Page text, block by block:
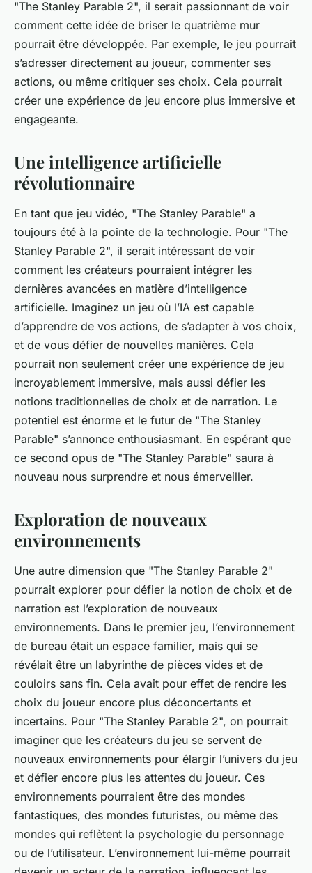
"The Stanley Parable 2", il serait passionnant de voir
comment cette idée de briser le quatrième mur
pourrait être développée. Par exemple, le jeu pourrait
s’adresser directement au joueur, commenter ses
actions, ou même critiquer ses choix. Cela pourrait
créer une expérience de jeu encore plus immersive et
engageante.
Une intelligence artificielle
révolutionnaire
En tant que jeu vidéo, "The Stanley Parable" a
toujours été à la pointe de la technologie. Pour "The
Stanley Parable 2", il serait intéressant de voir
comment les créateurs pourraient intégrer les
dernières avancées en matière d’intelligence
artificielle. Imaginez un jeu où l’IA est capable
d’apprendre de vos actions, de s’adapter à vos choix,
et de vous défier de nouvelles manières. Cela
pourrait non seulement créer une expérience de jeu
incroyablement immersive, mais aussi défier les
notions traditionnelles de choix et de narration. Le
potentiel est énorme et le futur de "The Stanley
Parable" s’annonce enthousiasmant. En espérant que
ce second opus de "The Stanley Parable" saura à
nouveau nous surprendre et nous émerveiller.
Exploration de nouveaux
environnements
Une autre dimension que "The Stanley Parable 2"
pourrait explorer pour défier la notion de choix et de
narration est l’exploration de nouveaux
environnements. Dans le premier jeu, l’environnement
de bureau était un espace familier, mais qui se
révélait être un labyrinthe de pièces vides et de
couloirs sans fin. Cela avait pour effet de rendre les
choix du joueur encore plus déconcertants et
incertains. Pour "The Stanley Parable 2", on pourrait
imaginer que les créateurs du jeu se servent de
nouveaux environnements pour élargir l’univers du jeu
et défier encore plus les attentes du joueur. Ces
environnements pourraient être des mondes
fantastiques, des mondes futuristes, ou même des
mondes qui reflètent la psychologie du personnage
ou de l’utilisateur. L’environnement lui-même pourrait